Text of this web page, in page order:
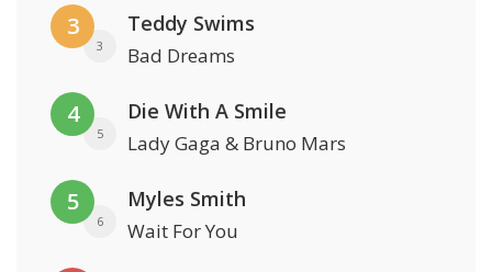
3
3
Teddy Swims
Bad Dreams
4
5
Die With A Smile
Lady Gaga & Bruno Mars
5
6
Myles Smith
Wait For You